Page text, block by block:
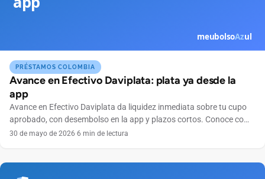
PRÉSTAMOS COLOMBIA
Avance en Efectivo Daviplata: plata ya desde la
app
Avance en Efectivo Daviplata da liquidez inmediata sobre tu cupo
aprobado, con desembolso en la app y plazos cortos. Conoce como
funciona en Colombia.
30 de mayo de 2026·6 min de lectura